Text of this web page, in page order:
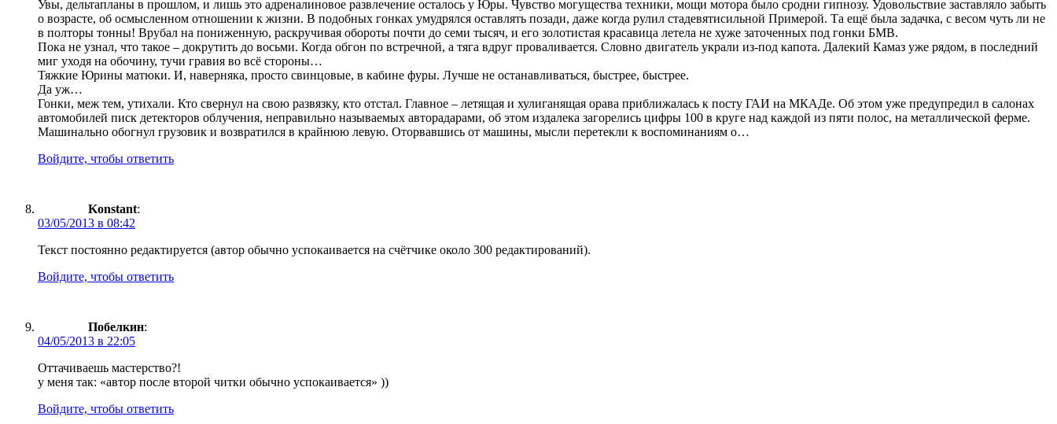
Увы, дельтапланы в прошлом, и лишь это адреналиновое развлечение осталось у Юры. Чувство могущества техники, мощи мотора было сродни гипнозу. Удовольствие заставляло забыть
о возрасте, об осмысленном отношении к жизни. В подобных гонках умудрялся оставлять позади, даже когда рулил стадевятисильной Примерой. Та ещё была задачка, с весом чуть ли не
в полторы тонны! Врубал на пониженную, раскручивая обороты почти до семи тысяч, и его золотистая красавица летела не хуже заточенных под гонки БМВ.
Пока не узнал, что такое – докрутить до восьми. Когда обгон по встречной, а тяга вдруг проваливается. Словно двигатель украли из-под капота. Далекий Камаз уже рядом, в последний
миг уходя на обочину, тучи гравия во всё стороны…
Тяжкие Юрины матюки. И, наверняка, просто свинцовые, в кабине фуры. Лучше не останавливаться, быстрее, быстрее.
Да уж…
Гонки, меж тем, утихали. Кто свернул на свою развязку, кто отстал. Главное – летящая и хулиганящая орава приближалась к посту ГАИ на МКАДе. Об этом уже предупредил в салонах
автомобилей писк детекторов облучения, неправильно называемых авторадарами, об этом издалека загорелись цифры 100 в круге над каждой из пяти полос, на металлической ферме.
Машинально обогнул грузовик и возвратился в крайнюю левую. Оторвавшись от машины, мысли перетекли к воспоминаниям о…
Войдите, чтобы ответить
Konstant:
03/05/2013 в 08:42
Текст постоянно редактируется (автор обычно успокаивается на счётчике около 300 редактирований).
Войдите, чтобы ответить
Побелкин:
04/05/2013 в 22:05
Оттачиваешь мастерство?!
у меня так: «автор после второй читки обычно успокаивается» ))
Войдите, чтобы ответить